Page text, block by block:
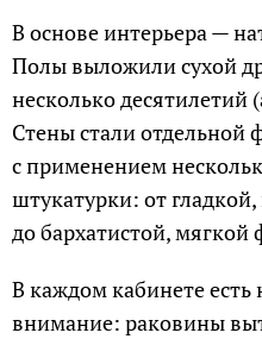
В основе интерьера —
Полы выложили сухой
несколько десятилетий
Стены стали отдельной
с применением
штукатурки: от
до бархатистой, мягкой
В каждом кабинете есть
внимание: раковины